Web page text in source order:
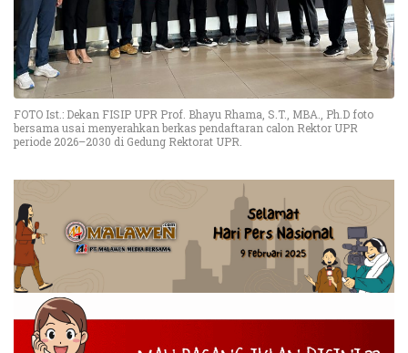
FOTO Ist.: Dekan FISIP UPR Prof. Bhayu Rhama, S.T., MBA., Ph.D foto
bersama usai menyerahkan berkas pendaftaran calon Rektor UPR
periode 2026–2030 di Gedung Rektorat UPR.